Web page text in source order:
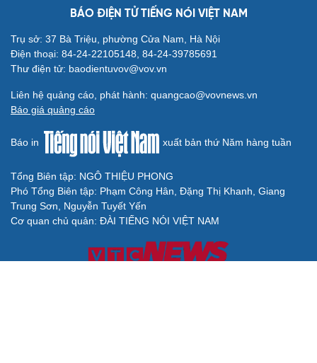
BÁO ĐIỆN TỬ TIẾNG NÓI VIỆT NAM
Trụ sở: 37 Bà Triệu, phường Cửa Nam, Hà Nội
Điện thoại: 84-24-22105148, 84-24-39785691
Thư điện tử: baodientuvov@vov.vn
Liên hệ quảng cáo, phát hành: quangcao@vovnews.vn
Báo giá quảng cáo
Báo in xuất bản thứ Năm hàng tuần
Tổng Biên tập: NGÔ THIỆU PHONG
Phó Tổng Biên tập: Phạm Công Hân, Đặng Thị Khanh, Giang
Trung Sơn, Nguyễn Tuyết Yến
Cơ quan chủ quản: ĐÀI TIẾNG NÓI VIỆT NAM